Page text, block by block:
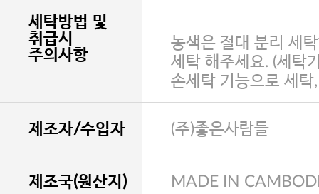
세탁방법 및
취급시
주의사항
농색은 절대 분리 세
세탁 해주세요. (세탁
손세탁 기능으로 세탁
제조자/수입자 (주)좋은사람들
제조국(원산지) MADE IN